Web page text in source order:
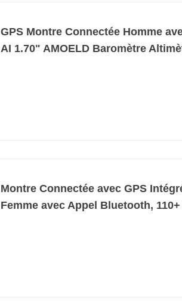
GPS Montre Connectée Homme
AI 1.70" AMOELD Baromètre
Montre Connectée avec GPS
Femme avec Appel Bluetooth,